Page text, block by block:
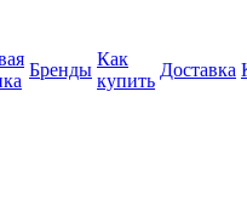
Бренды
Как
купить
Доставка